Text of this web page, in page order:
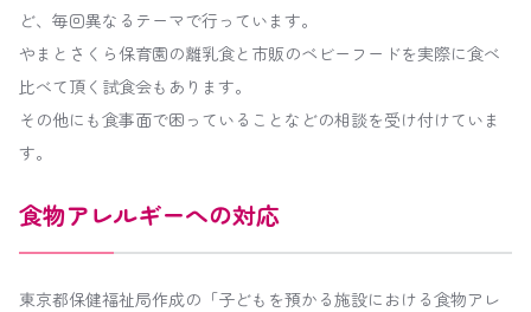
ど、毎回異なるテーマで行っています。
やまとさくら保育園の離乳食と市販のベビーフードを実際に食べ
比べて頂く試食会もあります。
その他にも食事面で困っていることなどの相談を受け付けていま
す。
食物アレルギーへの対応
東京都保健福祉局作成の「子どもを預かる施設における食物アレ